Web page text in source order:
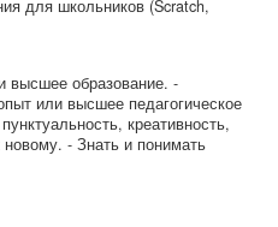
для школьников (Scratch,
высшее образование. -
или высшее педагогическое
креативность,
- Знать и понимать